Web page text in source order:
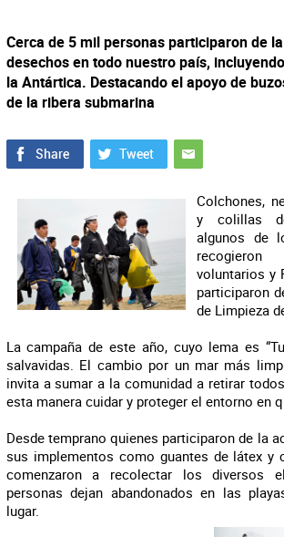
Cerca de 5 mil personas participaron de
desechos en todo nuestro país,
la Antártica. Destacando el apoyo de
de la ribera submarina
Colchones,
y colillas
algunos de
voluntarios y
participaron
de Limpieza
La campaña de este año, cuyo lema es
salvavidas. El cambio por un mar más
invita a sumar a la comunidad a retirar
esta manera cuidar y proteger el entorno en
Desde temprano quienes participaron de la
sus implementos como guantes de látex y
comenzaron a recolectar los diversos
personas dejan abandonados en las
lugar.